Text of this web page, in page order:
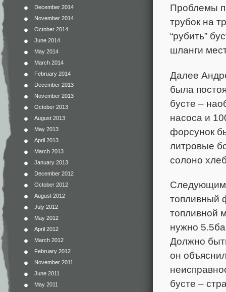
December 2014
November 2014
October 2014
June 2014
May 2014
March 2014
February 2014
December 2013
November 2013
October 2013
August 2013
May 2013
April 2013
March 2013
January 2013
December 2012
October 2012
August 2012
July 2012
May 2012
April 2012
March 2012
February 2012
November 2011
June 2011
May 2011
Проблемы
трубок на
“рубить”
шланги
Далее
была
бусте –
насоса и
форсунок
литровые
солоно
Следующим
топливный
топливной
нужно
Должно
он
бусте –